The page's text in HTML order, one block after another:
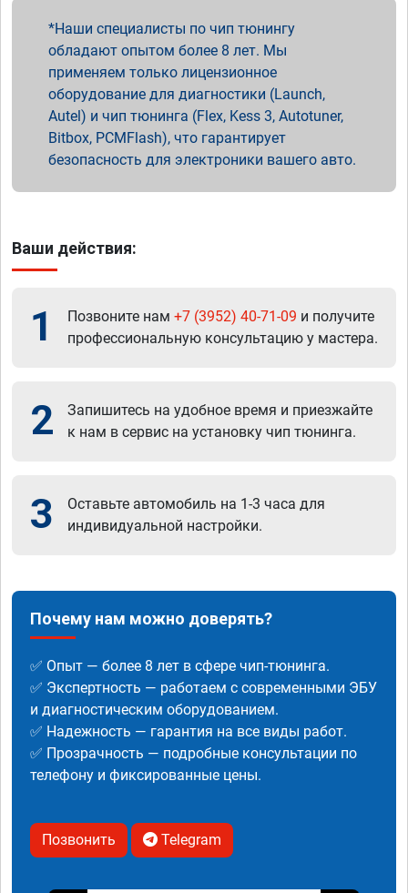
Наши специалисты по чип тюнингу
обладают опытом более 8 лет. Мы
применяем только лицензионное
оборудование для диагностики (Launch,
Autel) и чип тюнинга (Flex, Kess 3, Autotuner,
Bitbox, PCMFlash), что гарантирует
безопасность для электроники вашего авто.
Ваши действия:
1 Позвоните нам +7 (3952) 40-71-09 и получите
профессиональную консультацию у мастера.
2
Запишитесь на удобное время и приезжайте
к нам в сервис на установку чип тюнинга.
3
Оставьте автомобиль на 1-3 часа для
индивидуальной настройки.
Почему нам можно доверять?
✅ Опыт — более 8 лет в сфере чип-тюнинга.
✅ Экспертность — работаем с современными ЭБУ
и диагностическим оборудованием.
✅ Надежность — гарантия на все виды работ.
✅ Прозрачность — подробные консультации по
телефону и фиксированные цены.
Позвонить Telegram